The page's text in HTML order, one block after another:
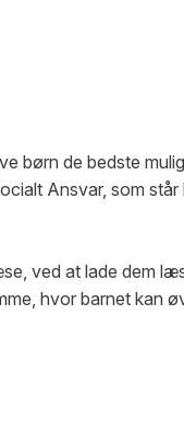
børn de bedste
Ansvar, som står
ved at lade dem
hvor barnet kan